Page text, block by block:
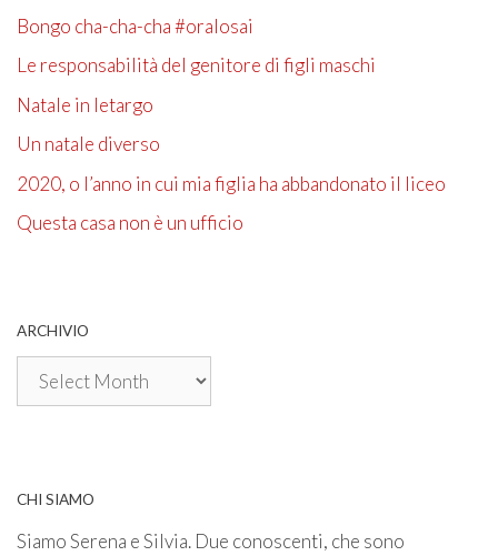
Bongo cha-cha-cha #oralosai
Le responsabilità del genitore di figli maschi
Natale in letargo
Un natale diverso
2020, o l’anno in cui mia figlia ha abbandonato il liceo
Questa casa non è un ufficio
ARCHIVIO
Archivio
CHI SIAMO
Siamo Serena e Silvia. Due conoscenti, che sono